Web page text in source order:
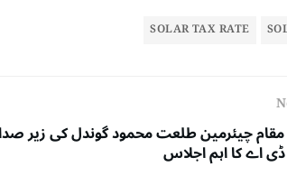
SOLAR TAX RATE
مقام چیئرمین طلعت محمود گوندل کی زیر
اے کا اہم اجلاس